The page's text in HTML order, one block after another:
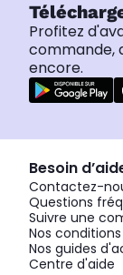
Profitez
commande,
encore.
Besoin
Contactez-
Questions
Suivre une
Nos
Nos guides
Centre d'aide